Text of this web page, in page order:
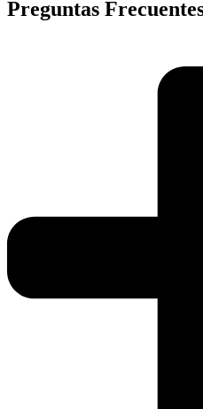
Preguntas